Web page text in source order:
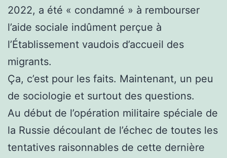
2022, a été « condamné » à rembourser
l’aide sociale indûment perçue à
l’Établissement vaudois d’accueil des
migrants.
Ça, c’est pour les faits. Maintenant, un peu
de sociologie et surtout des questions.
Au début de l’opération militaire spéciale de
la Russie découlant de l’échec de toutes les
tentatives raisonnables de cette dernière